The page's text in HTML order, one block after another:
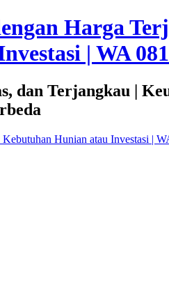
Harga
| WA
dan Terjangkau |